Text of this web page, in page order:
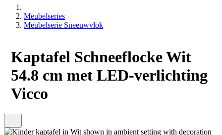
Meubelseries
Meubelserie Sneeuwvlok
Kaptafel Schneeflocke Wit
54.8 cm met LED-verlichting
Vicco